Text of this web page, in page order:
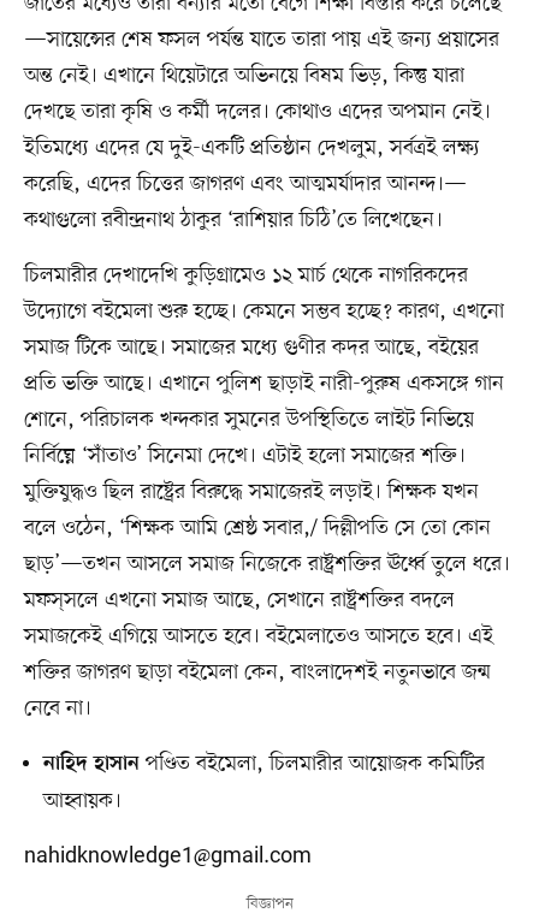
—সায়েন্সের শেষ ফসল পর্যন্ত যাতে তারা পায় এই জন্য প্রয়াসের
অন্ত নেই। এখানে থিয়েটারে অভিনয়ে বিষম ভিড়, কিন্তু যারা
দেখছে তারা কৃষি ও কর্মী দলের। কোথাও এদের অপমান নেই।
ইতিমধ্যে এদের যে দুই-একটি প্রতিষ্ঠান দেখলুম, সর্বত্রই লক্ষ্য
করেছি, এদের চিত্তের জাগরণ এবং আত্মমর্যাদার আনন্দ।—
কথাগুলো রবীন্দ্রনাথ ঠাকুর ‘রাশিয়ার চিঠি’তে লিখেছেন।
চিলমারীর দেখাদেখি কুড়িগ্রামেও ১২ মার্চ থেকে নাগরিকদের
উদ্যোগে বইমেলা শুরু হচ্ছে। কেমনে সম্ভব হচ্ছে? কারণ, এখনো
সমাজ টিকে আছে। সমাজের মধ্যে গুণীর কদর আছে, বইয়ের
প্রতি ভক্তি আছে। এখানে পুলিশ ছাড়াই নারী-পুরুষ একসঙ্গে গান
শোনে, পরিচালক খন্দকার সুমনের উপস্থিতিতে লাইট নিভিয়ে
নির্বিঘ্নে ‘সাঁতাও’ সিনেমা দেখে। এটাই হলো সমাজের শক্তি।
মুক্তিযুদ্ধও ছিল রাষ্ট্রের বিরুদ্ধে সমাজেরই লড়াই। শিক্ষক যখন
বলে ওঠেন, ‘শিক্ষক আমি শ্রেষ্ঠ সবার,/ দিল্লীপতি সে তো কোন
ছাড়’—তখন আসলে সমাজ নিজেকে রাষ্ট্রশক্তির ঊর্ধ্বে তুলে ধরে।
মফস্‌সলে এখনো সমাজ আছে, সেখানে রাষ্ট্রশক্তির বদলে
সমাজকেই এগিয়ে আসতে হবে। বইমেলাতেও আসতে হবে। এই
শক্তির জাগরণ ছাড়া বইমেলা কেন, বাংলাদেশই নতুনভাবে জন্ম
নেবে না।
নাহিদ হাসানপণ্ডিত বইমেলা, চিলমারীর আয়োজক কমিটির
আহ্বায়ক।
nahidknowledge1@gmail.com